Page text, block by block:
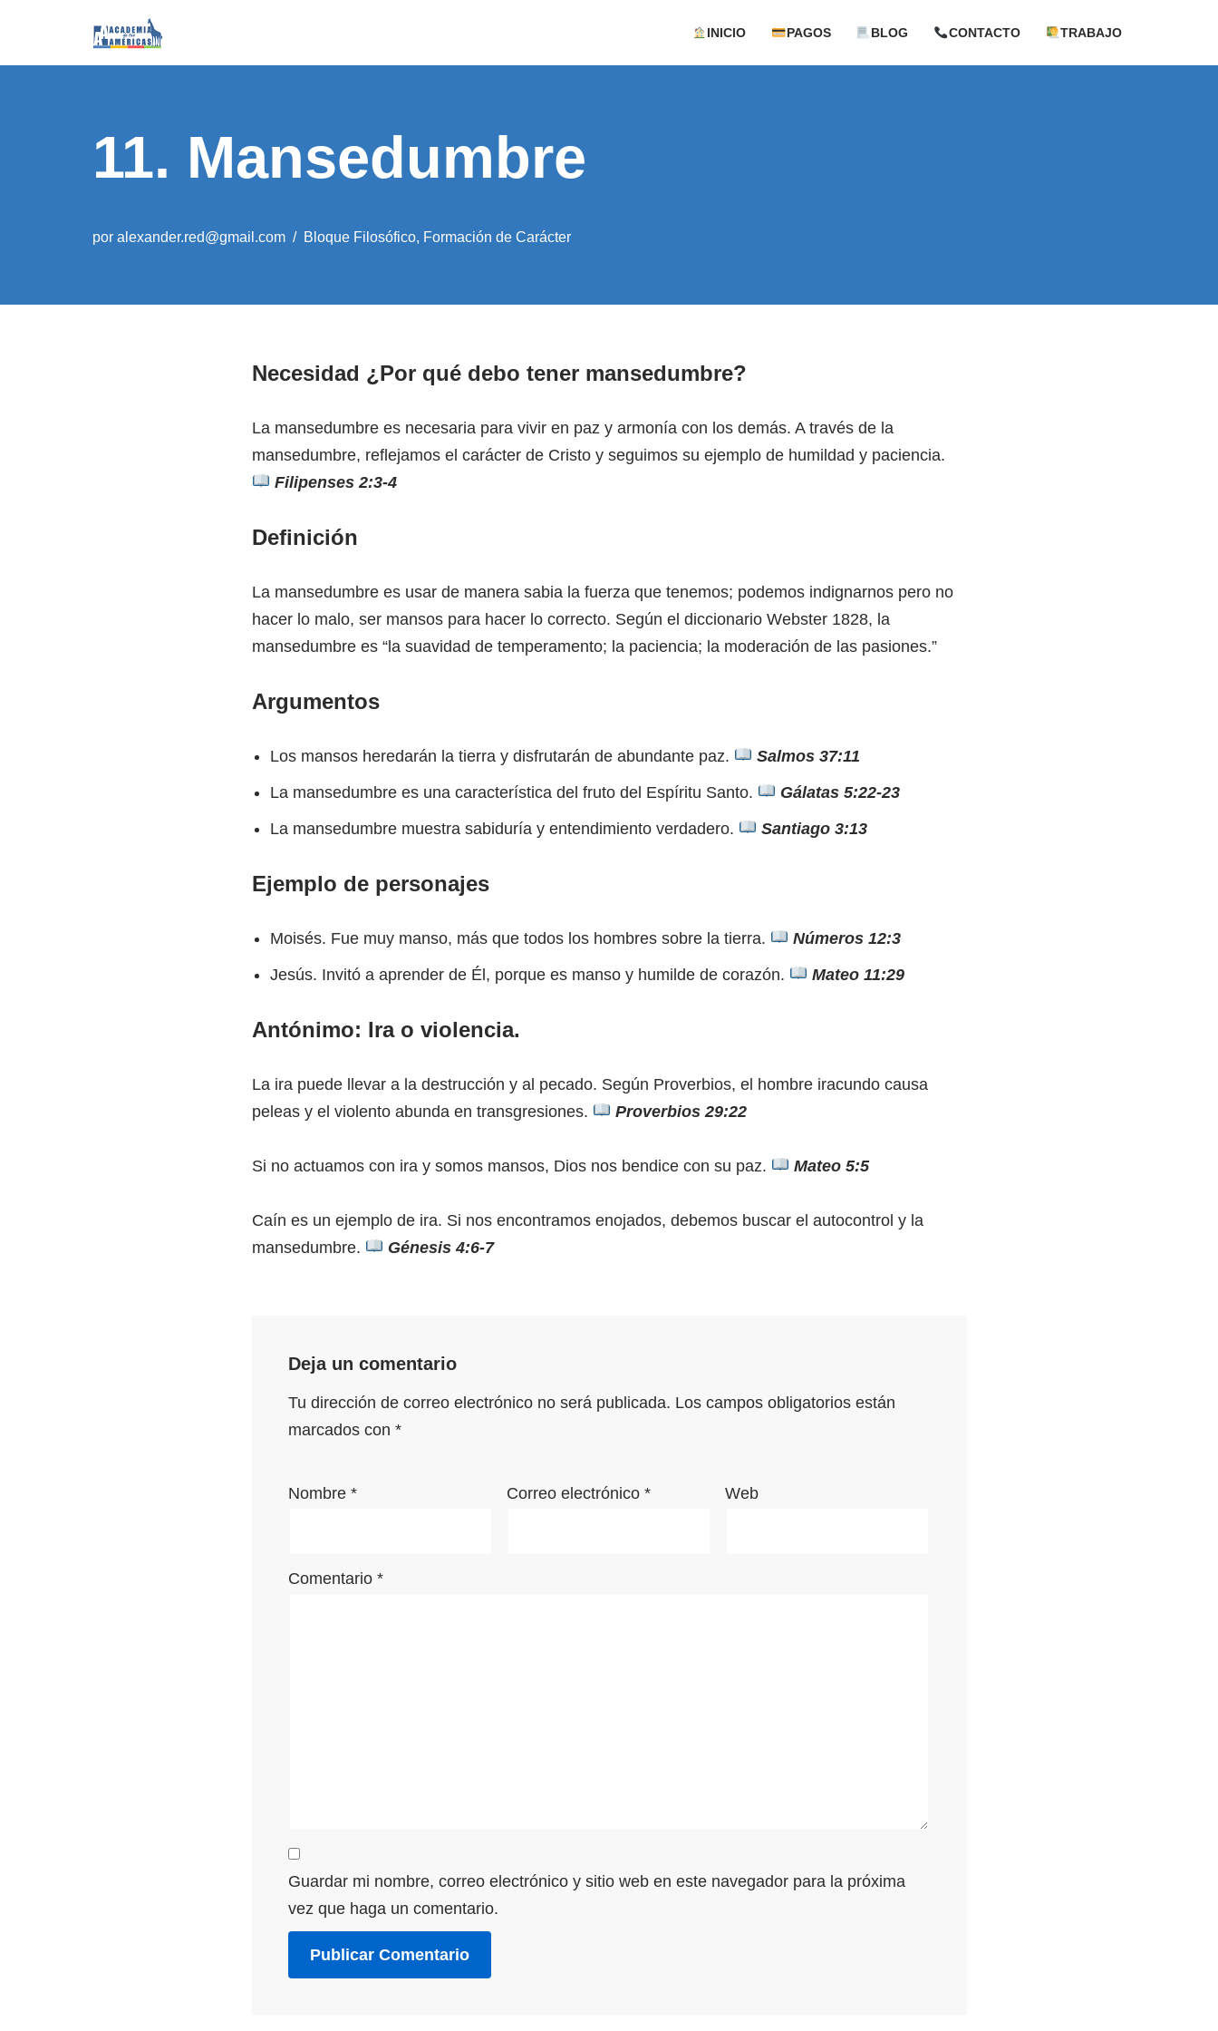
INICIO PAGOS BLOG CONTACTO TRABAJO
11. Mansedumbre
por alexander.red@gmail.com Bloque Filosófico, Formación de Carácter
Necesidad ¿Por qué debo tener mansedumbre?
La mansedumbre es necesaria para vivir en paz y armonía con los demás. A través de la
mansedumbre, reflejamos el carácter de Cristo y seguimos su ejemplo de humildad y paciencia.
Filipenses 2:3-4
Definición
La mansedumbre es usar de manera sabia la fuerza que tenemos; podemos indignarnos pero no
hacer lo malo, ser mansos para hacer lo correcto. Según el diccionario Webster 1828, la
mansedumbre es “la suavidad de temperamento; la paciencia; la moderación de las pasiones.”
Argumentos
Los mansos heredarán la tierra y disfrutarán de abundante paz.
Salmos 37:11
La mansedumbre es una característica del fruto del Espíritu Santo.
Gálatas 5:22-23
La mansedumbre muestra sabiduría y entendimiento verdadero.
Santiago 3:13
Ejemplo de personajes
Moisés. Fue muy manso, más que todos los hombres sobre la tierra.
Números 12:3
Jesús. Invitó a aprender de Él, porque es manso y humilde de corazón.
Mateo 11:29
Antónimo: Ira o violencia.
La ira puede llevar a la destrucción y al pecado. Según Proverbios, el hombre iracundo causa
peleas y el violento abunda en transgresiones.
Proverbios 29:22
Si no actuamos con ira y somos mansos, Dios nos bendice con su paz. Mateo 5:5
Caín es un ejemplo de ira. Si nos encontramos enojados, debemos buscar el autocontrol y la
mansedumbre.
Génesis 4:6-7
Deja un comentario
Tu dirección de correo electrónico no será publicada. Los campos obligatorios están
marcados con *
Nombre * Correo electrónico * Web
Comentario *
Guardar mi nombre, correo electrónico y sitio web en este navegador para la próxima
vez que haga un comentario.